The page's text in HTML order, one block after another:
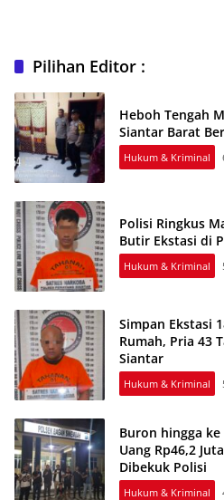
Pilihan Editor :
Heboh Tengah
Siantar Barat
Hukum & Kriminal
Polisi Ringkus
Butir Ekstasi di
Hukum & Kriminal
Simpan Ekstasi
Rumah, Pria 43
Siantar
Hukum & Kriminal
Buron hingga ke
Uang Rp46,2
Dibekuk Polisi
Hukum & Kriminal